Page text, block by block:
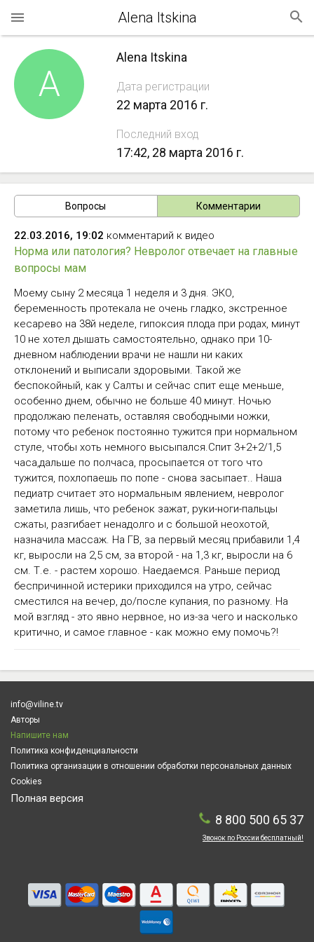
Alena Itskina
A
Alena Itskina
Дата регистрации
22 марта 2016 г.
Последний вход
17:42, 28 марта 2016 г.
Вопросы Комментарии
22.03.2016, 19:02 комментарий к видео
Норма или патология? Невролог отвечает на главные
вопросы мам
Моему сыну 2 месяца 1 неделя и 3 дня. ЭКО,
беременность протекала не очень гладко, экстренное
кесарево на 38й неделе, гипоксия плода при родах, минут
10 не хотел дышать самостоятельно, однако при 10-
дневном наблюдении врачи не нашли ни каких
отклонений и выписали здоровыми. Такой же
беспокойный, как у Салты и сейчас спит еще меньше,
особенно днем, обычно не больше 40 минут. Ночью
продолжаю пеленать, оставляя свободными ножки,
потому что ребенок постоянно тужится при нормальном
стуле, чтобы хоть немного высыпался.Спит 3+2+2/1,5
часа,дальше по полчаса, просыпается от того что
тужится, похлопаешь по попе - снова засыпает.. Наша
педиатр считает это нормальным явлением, невролог
заметила лишь, что ребенок зажат, руки-ноги-пальцы
сжаты, разгибает ненадолго и с большой неохотой,
назначила массаж. На ГВ, за первый месяц прибавили 1,4
кг, выросли на 2,5 см, за второй - на 1,3 кг, выросли на 6
см. Т.е. - растем хорошо. Наедаемся. Раньше период
беспричинной истерики приходился на утро, сейчас
сместился на вечер, до/после купания, по разному. На
мой взгляд - это явно нервное, но из-за чего и насколько
критично, и самое главное - как можно ему помочь?!
info@viline.tv
Авторы
Напишите нам
Политика конфиденциальности
Политика организации в отношении обработки персональных данных
Cookies
Полная версия
8 800 500 65 37
Звонок по России бесплатный!